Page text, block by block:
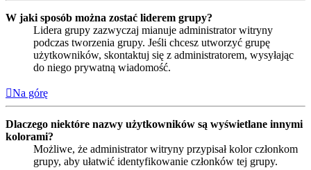
W jaki sposób można zostać liderem grupy?
Lidera grupy zazwyczaj mianuje administrator witryny
podczas tworzenia grupy. Jeśli chcesz utworzyć grupę
użytkowników, skontaktuj się z administratorem, wysyłając
do niego prywatną wiadomość.
Na górę
Dlaczego niektóre nazwy użytkowników są wyświetlane innymi
kolorami?
Możliwe, że administrator witryny przypisał kolor członkom
grupy, aby ułatwić identyfikowanie członków tej grupy.